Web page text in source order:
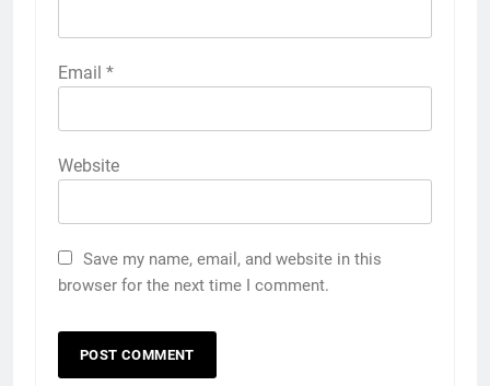
Email *
Website
Save my name, email, and website in this
browser for the next time I comment.